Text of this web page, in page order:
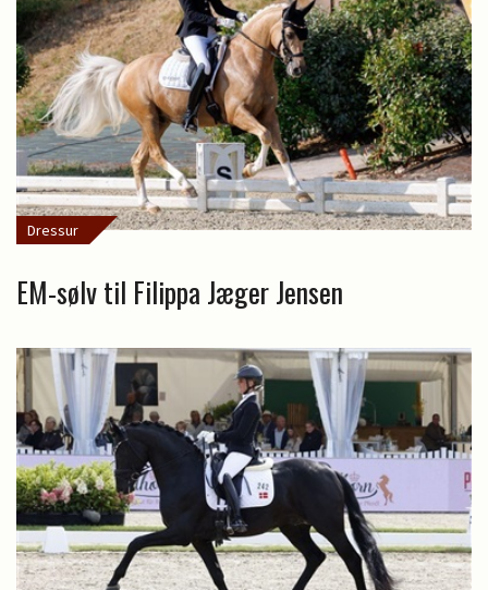
Dressur
EM-sølv til Filippa Jæger Jensen